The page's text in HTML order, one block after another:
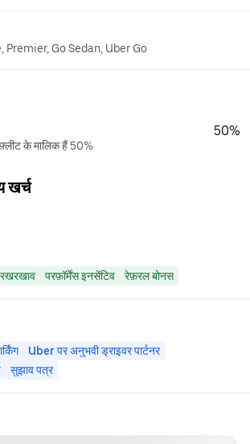
Premier, Go Sedan, Uber Go
के मालिक हैं 50%
50%
खर्च
रखरखाव परफ़ॉर्मेंस इनसेंटिव रेफ़रल बोनस
Uber पर अनुभवी ड्राइवर पार्टनर
सुझाव पत्र